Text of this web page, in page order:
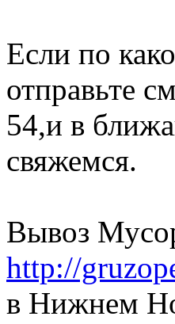
Если по
отправьте
54,и в
свяжемся.
Вывоз
http://
в Нижнем